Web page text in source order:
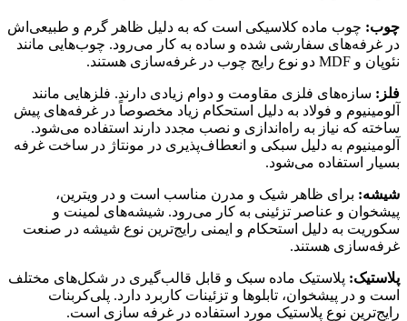
چوب: چوب ماده کلاسیکی است که به دلیل ظاهر گرم و طبیعی‌اش
در غرفه‌های سفارشی شده و ساده به کار می‌رود. چوب‌هایی مانند
نئوپان و MDF دو نوع رایج چوب در غرفه‌سازی هستند.
فلز: سازه‌های فلزی مقاومت و دوام زیادی دارند. فلزهایی مانند
آلومینیوم و فولاد به دلیل استحکام زیاد مخصوصاً در غرفه‌های پیش
ساخته که نیاز به راه‌اندازی و نصب مجدد دارند استفاده می‌شود.
آلومینیوم به دلیل سبکی و انعطاف‌پذیری در مونتاژ در ساخت غرفه
بسیار استفاده می‌شود.
شیشه: برای ظاهر شیک و مدرن مناسب است و در ویترین،
پیشخوان و عناصر تزئینی به کار می‌رود. شیشه‌های لمینت و
سکوریت به دلیل استحکام و ایمنی رایج‌ترین نوع شیشه در صنعت
غرفه‌سازی هستند.
پلاستیک: پلاستیک ماده سبک و قابل قالب‌گیری در شکل‌های مختلف
است و در پیشخوان، تابلوها و تزئینات کاربرد دارد. پلی‌کربنات
رایج‌ترین نوع پلاستیک مورد استفاده در غرفه سازی است.